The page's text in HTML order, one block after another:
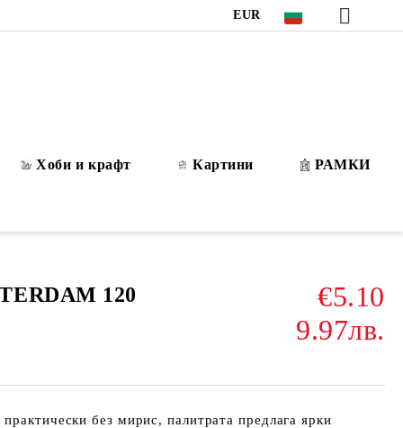
EUR
Хоби и крафт Картини РАМКИ
120
€5.10
9.97лв.
без мирис, палитрата предлага ярки